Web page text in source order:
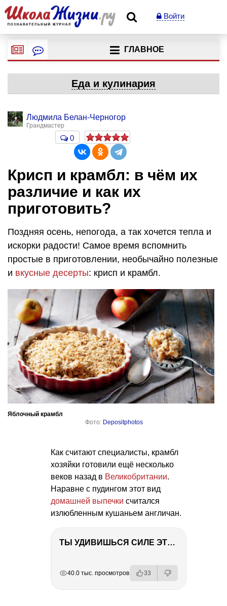
Войти
ГЛАВНОЕ
Еда и кулинария
Людмила Белан-Черногор
Грандмастер
0
Крисп и крамбл: в чём их
различие и как их
приготовить?
Поздняя осень, непогода, а так хочется тепла и
искорки радости! Самое время вспомнить
простые в приготовлении, необычайно полезные
и вкусные десерты: крисп и крамбл.
Яблочный крамбл
Фото: Depositphotos
Как считают специалисты, крамбл
хозяйки готовили ещё несколько
веков назад в Великобритании.
Наравне с пудингом этот вид
домашней выпечки считался
излюбленным кушаньем англичан.
ТЫ УДИВИШЬСЯ СИЛЕ ЭТО ЧЕЛОВЕКА! Блог о нашей поездке в Вышний Волочек
40.0 тыс. просмотров 33